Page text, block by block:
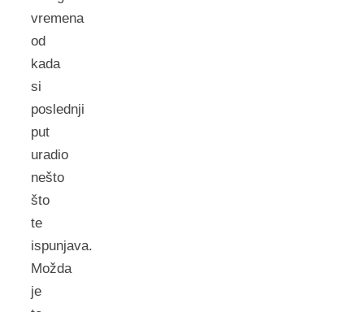
vremena
od
kada
si
poslednji
put
uradio
nešto
što
te
ispunjava.
Možda
je